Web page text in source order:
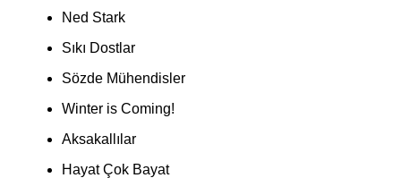
Ned Stark
Sıkı Dostlar
Sözde Mühendisler
Winter is Coming!
Aksakallılar
Hayat Çok Bayat